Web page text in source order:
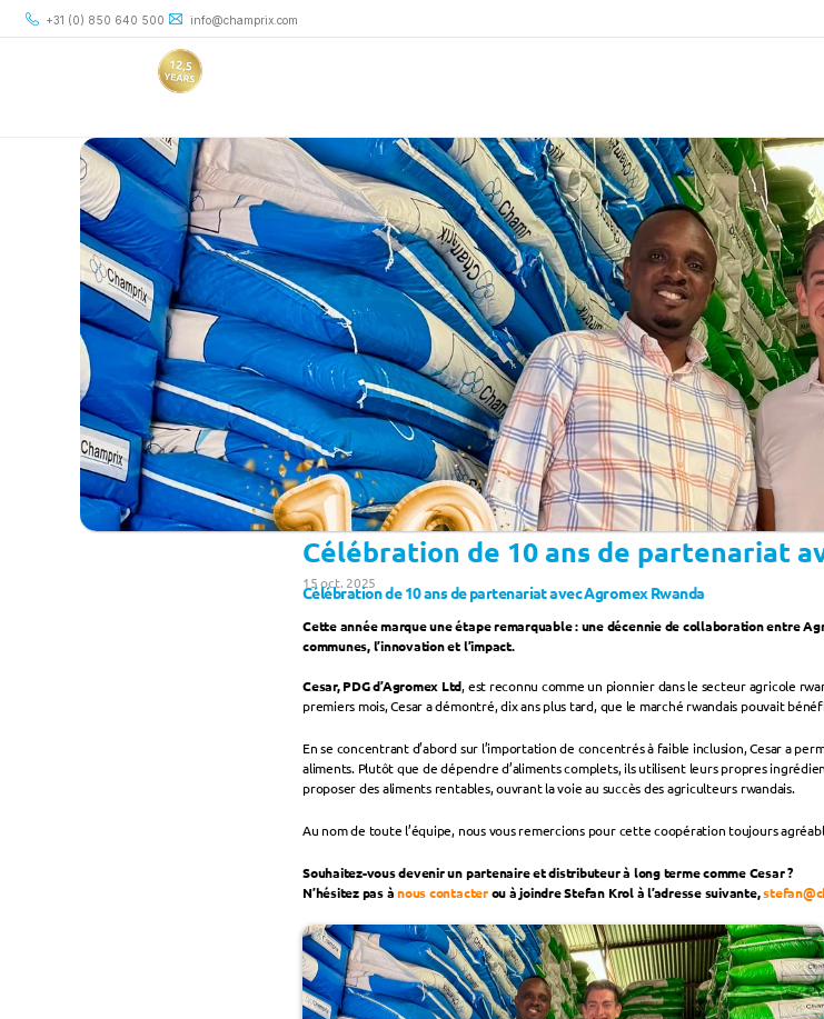
+31 (0) 850 640 500 info@champrix.com
Célébration de 10 ans de partenariat
15 oct. 2025
Célébration de 10 ans de partenariat avec Agromex Rwanda
Cette année marque une étape remarquable : une décennie de collaboration entre
communes, l’innovation et l’impact.
Cesar, PDG d’Agromex Ltd, est reconnu comme un pionnier dans le secteur agricole
premiers mois, Cesar a démontré, dix ans plus tard, que le marché rwandais pouvait
En se concentrant d’abord sur l’importation de concentrés à faible inclusion, Cesar a
aliments. Plutôt que de dépendre d’aliments complets, ils utilisent leurs propres
proposer des aliments rentables, ouvrant la voie au succès des agriculteurs rwandais.
Au nom de toute l’équipe, nous vous remercions pour cette coopération toujours
Souhaitez-vous devenir un partenaire et distributeur à long terme comme Cesar ?
N’hésitez pas à nous contacter ou à joindre Stefan Krol à l’adresse suivante,